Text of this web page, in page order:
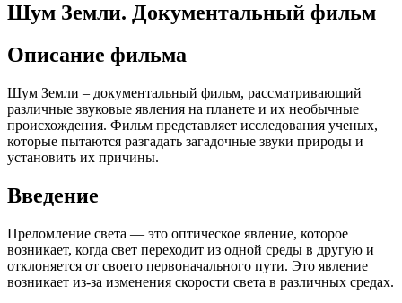
Шум Земли. Документальный фильм
Описание фильма
Шум Земли – документальный фильм, рассматривающий
различные звуковые явления на планете и их необычные
происхождения. Фильм представляет исследования ученых,
которые пытаются разгадать загадочные звуки природы и
установить их причины.
Введение
Преломление света — это оптическое явление, которое
возникает, когда свет переходит из одной среды в другую и
отклоняется от своего первоначального пути. Это явление
возникает из-за изменения скорости света в различных средах.